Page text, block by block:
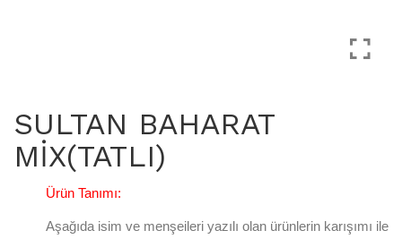
SULTAN BAHARAT
MİX(TATLI)
Ürün Tanımı:
Aşağıda isim ve menşeileri yazılı olan ürünlerin karışımı ile